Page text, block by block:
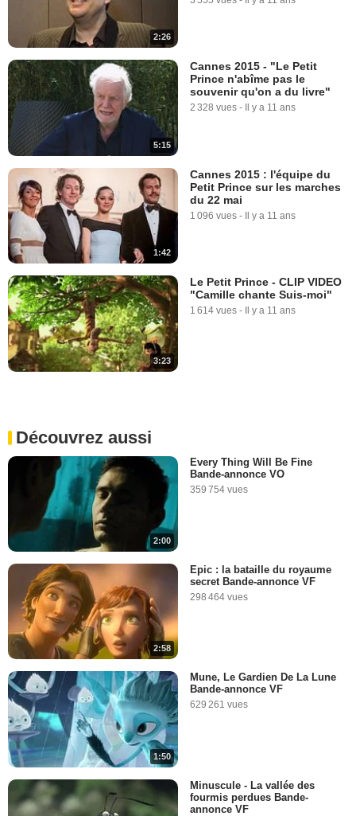
2:26
5:15
Cannes 2015 - "Le Petit
Prince n'abîme pas le
souvenir qu'on a du livre"
2 328 vues - Il y a 11 ans
1:42
Cannes 2015 : l'équipe du
Petit Prince sur les marches
du 22 mai
1 096 vues - Il y a 11 ans
3:23
Le Petit Prince - CLIP VIDEO
"Camille chante Suis-moi"
1 614 vues - Il y a 11 ans
Découvrez aussi
2:00
Every Thing Will Be Fine
Bande-annonce VO
359 754 vues
2:58
Epic : la bataille du royaume
secret Bande-annonce VF
298 464 vues
1:50
Mune, Le Gardien De La Lune
Bande-annonce VF
629 261 vues
Minuscule - La vallée des
fourmis perdues Bande-
annonce VF